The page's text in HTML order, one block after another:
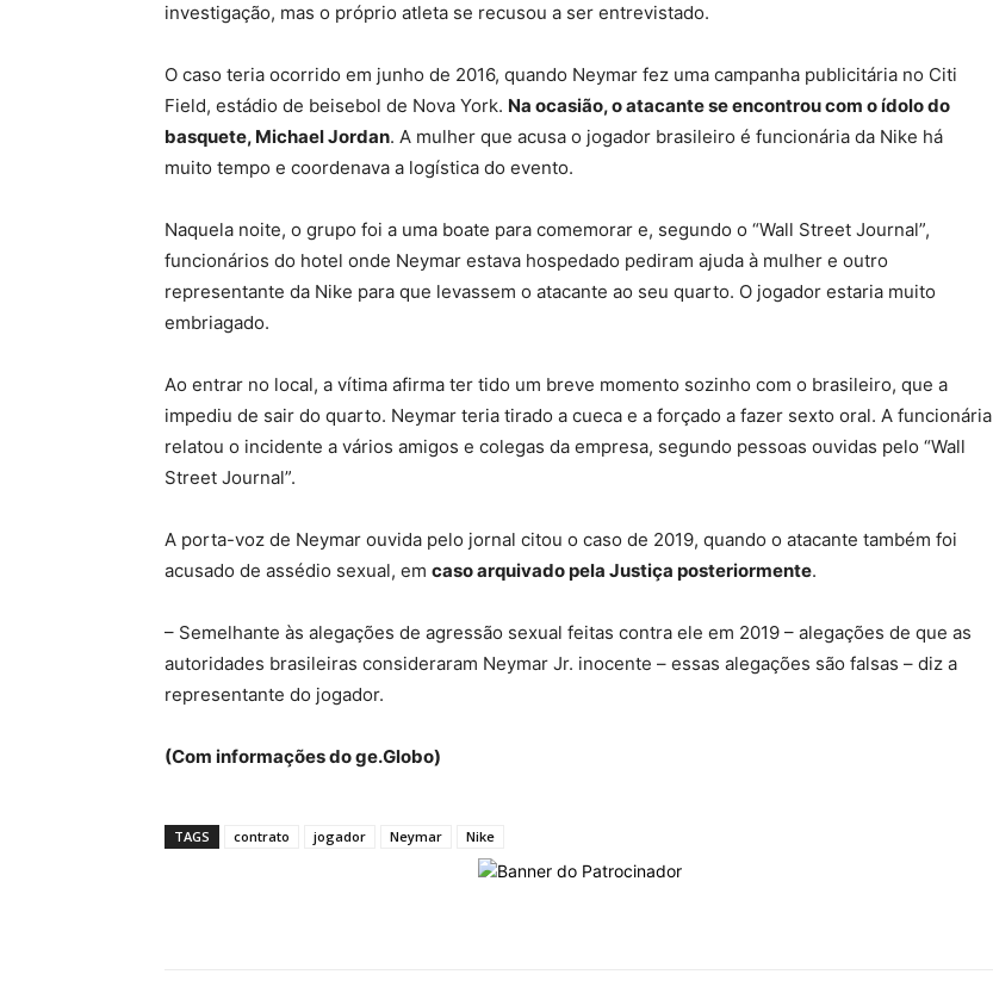
investigação, mas o próprio atleta se recusou a ser entrevistado.
O caso teria ocorrido em junho de 2016, quando Neymar fez uma campanha publicitária no Citi
Field, estádio de beisebol de Nova York. Na ocasião, o atacante se encontrou com o ídolo do
basquete, Michael Jordan. A mulher que acusa o jogador brasileiro é funcionária da Nike há
muito tempo e coordenava a logística do evento.
Naquela noite, o grupo foi a uma boate para comemorar e, segundo o “Wall Street Journal”,
funcionários do hotel onde Neymar estava hospedado pediram ajuda à mulher e outro
representante da Nike para que levassem o atacante ao seu quarto. O jogador estaria muito
embriagado.
Ao entrar no local, a vítima afirma ter tido um breve momento sozinho com o brasileiro, que a
impediu de sair do quarto. Neymar teria tirado a cueca e a forçado a fazer sexto oral. A funcionária
relatou o incidente a vários amigos e colegas da empresa, segundo pessoas ouvidas pelo “Wall
Street Journal”.
A porta-voz de Neymar ouvida pelo jornal citou o caso de 2019, quando o atacante também foi
acusado de assédio sexual, em caso arquivado pela Justiça posteriormente.
– Semelhante às alegações de agressão sexual feitas contra ele em 2019 – alegações de que as
autoridades brasileiras consideraram Neymar Jr. inocente – essas alegações são falsas – diz a
representante do jogador.
(Com informações do ge.Globo)
TAGS contrato jogador Neymar Nike